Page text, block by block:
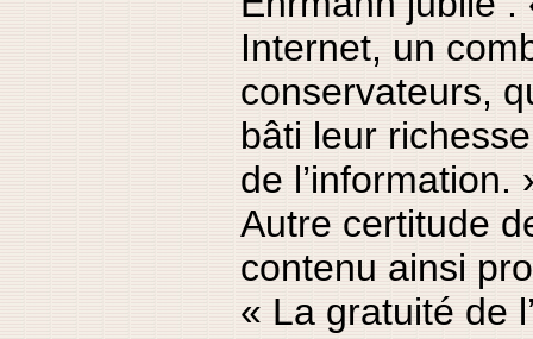
Internet, un
conservateurs,
bâti leur
de l’information.
Autre certitude
contenu ainsi
« La gratuité de